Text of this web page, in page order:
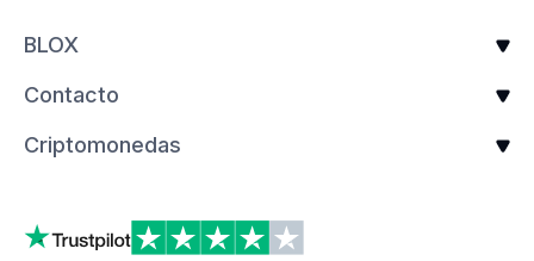
BLOX
Contacto
Criptomonedas